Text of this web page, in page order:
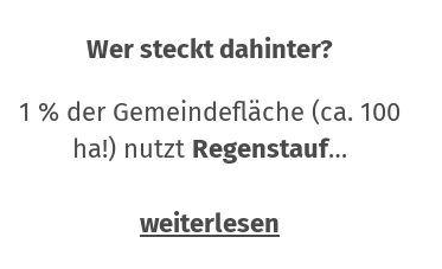
Wer steckt dahinter?
1 % der Gemeindefläche (ca. 100
ha!) nutzt Regenstauf…
weiterlesen